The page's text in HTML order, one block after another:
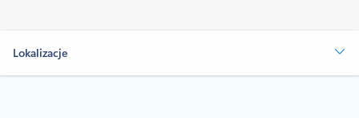
Lokalizacje